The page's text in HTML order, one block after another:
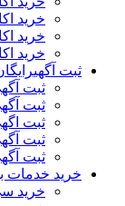
خرید
خرید
خرید
ثبت آگهی
ثبت
ثبت
ثبت
ثبت
ثبت
خرید خدمات
خرید